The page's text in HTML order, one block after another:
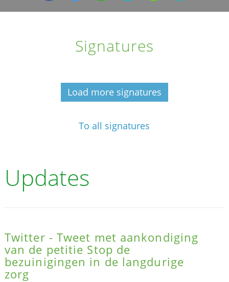
Signatures
Load more signatures
To all signatures
Updates
Twitter - Tweet met aankondiging
van de petitie Stop de
bezuinigingen in de langdurige
zorg